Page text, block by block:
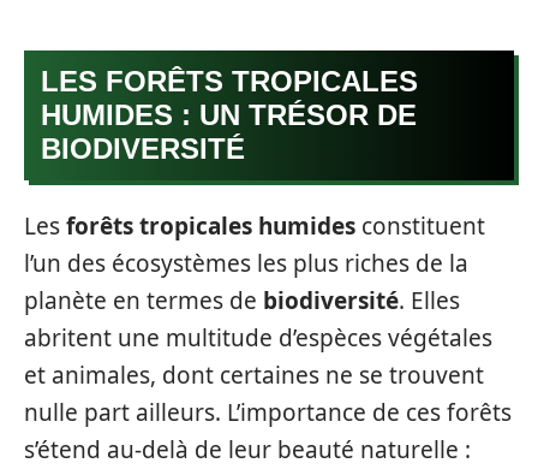
LES FORÊTS TROPICALES
HUMIDES : UN TRÉSOR DE
BIODIVERSITÉ
Lesforêts tropicales humides constituent
l’un des écosystèmes les plus riches de la
planète en termes de biodiversité. Elles
abritent une multitude d’espèces végétales
et animales, dont certaines ne se trouvent
nulle part ailleurs. L’importance de ces forêts
s’étend au-delà de leur beauté naturelle :